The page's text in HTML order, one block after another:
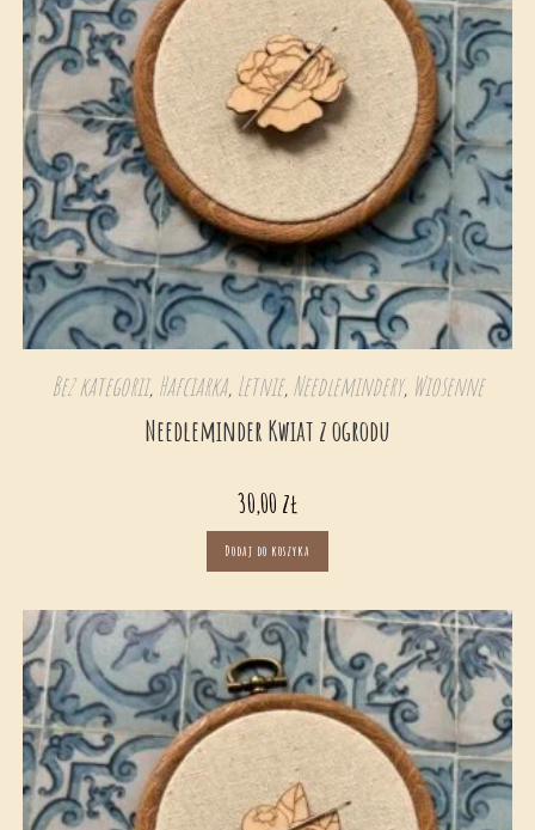
Bez kategorii, Hafciarka, Letnie,Needlemindery, Wiosenne
Needleminder Kwiat z ogrodu
30,00 zł
Dodaj do koszyka